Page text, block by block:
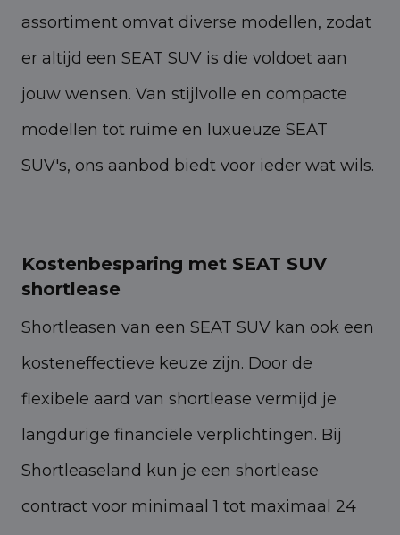
assortiment omvat diverse modellen, zodat
er altijd een SEAT SUV is die voldoet aan
jouw wensen. Van stijlvolle en compacte
modellen tot ruime en luxueuze SEAT
SUV's, ons aanbod biedt voor ieder wat wils.
Kostenbesparing met SEAT SUV
shortlease
Shortleasen van een SEAT SUV kan ook een
kosteneffectieve keuze zijn. Door de
flexibele aard van shortlease vermijd je
langdurige financiële verplichtingen. Bij
Shortleaseland kun je een shortlease
contract voor minimaal 1 tot maximaal 24